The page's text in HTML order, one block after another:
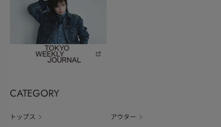
CATEGORY
トップス アウター